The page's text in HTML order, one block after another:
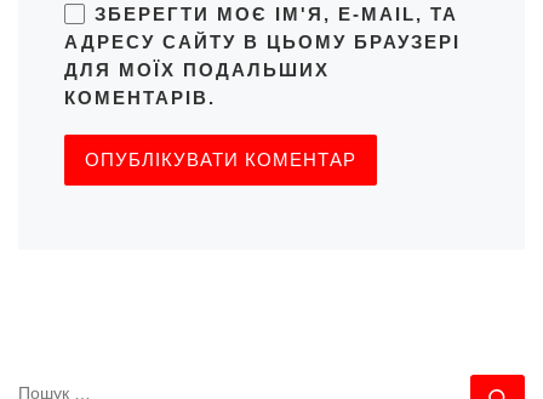
ЗБЕРЕГТИ МОЄ ІМ'Я, E-MAIL, ТА
АДРЕСУ САЙТУ В ЦЬОМУ БРАУЗЕРІ
ДЛЯ МОЇХ ПОДАЛЬШИХ
КОМЕНТАРІВ.
ПОШУК